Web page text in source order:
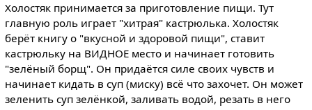
Холостяк принимается за приготовление пищи. Тут
главную роль играет "хитрая" кастрюлька. Холостяк
берёт книгу о "вкусной и здоровой пищи", ставит
кастрюльку на ВИДНОЕ место и начинает готовить
"зелёный борщ". Он придаётся силе своих чувств и
начинает кидать в суп (миску) всё что захочет. Он может
зеленить суп зелёнкой, заливать водой, резать в него